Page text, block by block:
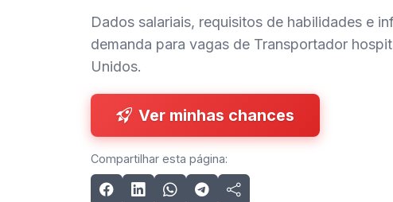
Dados salariais, requisitos de habilidades e
demanda para vagas de Transportador
Unidos.
Ver minhas chances
Compartilhar esta página: